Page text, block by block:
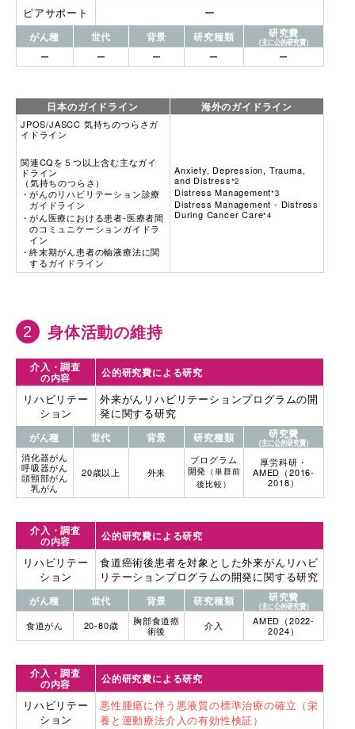
ピアサポート ー
がん種 世代 背景 研究種類 研究費
（主に公的研究費）
ー ー ー ー ー
日本のガイドライン 海外のガイドライン
JPOS/JASCC 気持ちのつらさガ
イドライン
関連CQを５つ以上含む主なガイ
ドライン
（気持ちのつらさ）
がんのリハビリテーション診療
ガイドライン
がん医療における患者‐医療者間
のコミュニケーションガイドラ
イン
終末期がん患者の輸液療法に関
するガイドライン
Anxiety, Depression, Trauma,
and Distress*2
Distress Management*3
Distress Management - Distress
During Cancer Care*4
身体活動の維持
介入・調査
の内容 公的研究費による研究
リハビリテー
ション
外来がんリハビリテーションプログラムの開
発に関する研究
がん種 世代 背景 研究種類 研究費
（主に公的研究費）
消化器がん
呼吸器がん
頭頸部がん
乳がん
20歳以上 外来
プログラム
開発 （単群前
後比較）
厚労科研・
AMED（2016-
2018）
介入・調査
の内容 公的研究費による研究
リハビリテー
ション
食道癌術後患者を対象とした外来がんリハビ
リテーションプログラムの開発に関する研究
がん種 世代 背景 研究種類 研究費
（主に公的研究費）
食道がん 20-80歳
胸部食道癌
術後
介入
AMED（2022-
2024）
介入・調査
の内容 公的研究費による研究
リハビリテー
ション
悪性腫瘍に伴う悪液質の標準治療の確立（栄
養と運動療法介入の有効性検証）